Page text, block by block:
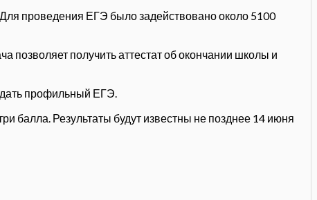
проведения ЕГЭ было задействовано около 5100
позволяет получить аттестат об окончании школы и
профильный ЕГЭ.
балла. Результаты будут известны не позднее 14 июня